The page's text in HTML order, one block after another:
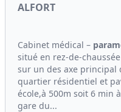
ALFORT
Cabinet médical –
situé en rez-de-
sur un des axe principal
quartier résidentiel et
école,à 500m soit 6 min
gare du...